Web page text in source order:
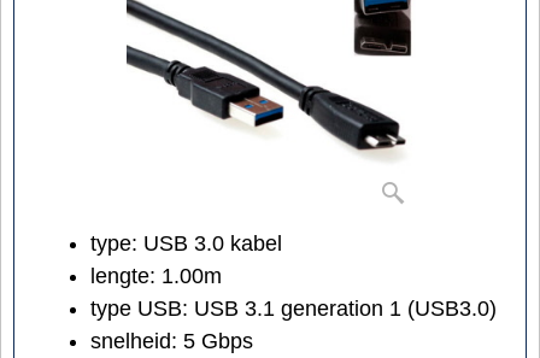
type: USB 3.0 kabel
lengte: 1.00m
type USB: USB 3.1 generation 1 (USB3.0)
snelheid: 5 Gbps